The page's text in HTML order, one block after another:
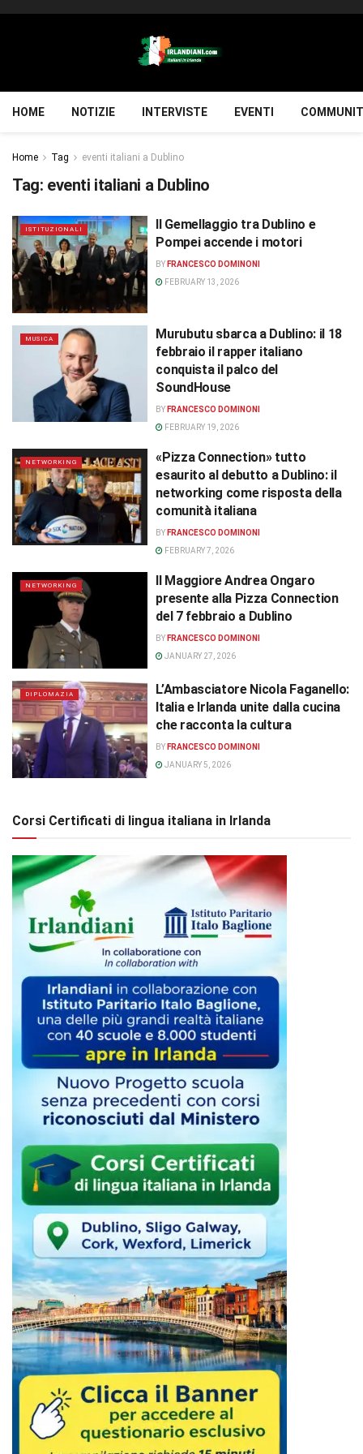
HOME NOTIZIE INTERVISTE EVENTI
Home Tag eventi italiani a Dublino
Tag: eventi italiani a Dublino
ISTITUZIONALI
Il Gemellaggio tra Dublino e
Pompei accende i motori
BY FRANCESCO DOMINONI
FEBRUARY 13, 2026
MUSICA
Murubutu sbarca a Dublino: il 18
febbraio il rapper italiano
conquista il palco del
SoundHouse
BY FRANCESCO DOMINONI
FEBRUARY 19, 2026
NETWORKING
«Pizza Connection» tutto
esaurito al debutto a Dublino: il
networking come risposta della
comunità italiana
BY FRANCESCO DOMINONI
FEBRUARY 7, 2026
NETWORKING
Il Maggiore Andrea Ongaro
presente alla Pizza Connection
del 7 febbraio a Dublino
BY FRANCESCO DOMINONI
JANUARY 27, 2026
DIPLOMAZIA
L’Ambasciatore Nicola Faganello:
Italia e Irlanda unite dalla cucina
che racconta la cultura
BY FRANCESCO DOMINONI
JANUARY 5, 2026
Corsi Certificati di lingua italiana in Irlanda